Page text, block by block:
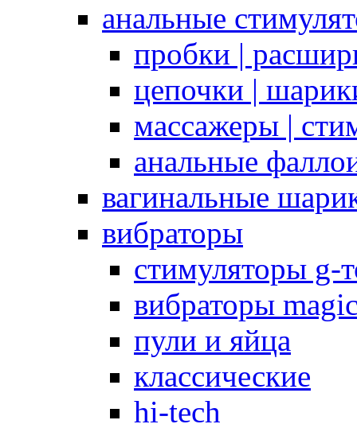
анальные
пробки |
цепочки |
массажеры |
анальные
вагинальные
вибраторы
стимуляторы g-
вибраторы
пули и яйца
классические
hi-tech